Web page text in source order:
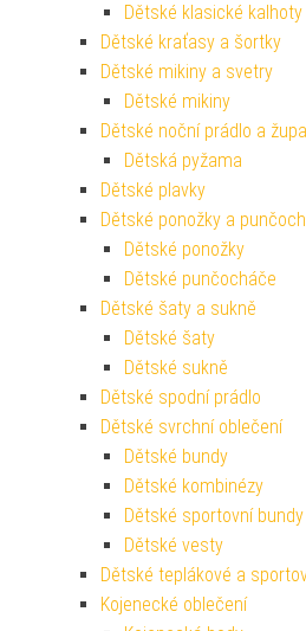
Dětské klasické kalhoty
Dětské kraťasy a šortky
Dětské mikiny a svetry
Dětské mikiny
Dětské noční prádlo a
Dětská pyžama
Dětské plavky
Dětské ponožky a
Dětské ponožky
Dětské punčocháče
Dětské šaty a sukně
Dětské šaty
Dětské sukně
Dětské spodní prádlo
Dětské svrchní oblečení
Dětské bundy
Dětské kombinézy
Dětské sportovní bundy
Dětské vesty
Dětské teplákové a
Kojenecké oblečení